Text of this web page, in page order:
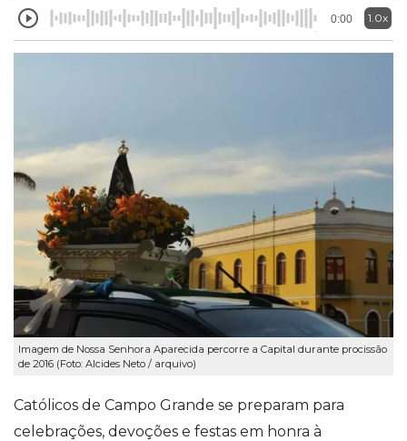
0:00 1.0x
Imagem de Nossa Senhora Aparecida percorre a Capital durante procissão
de 2016 (Foto: Alcides Neto / arquivo)
Católicos de Campo Grande se preparam para
celebrações, devoções e festas em honra à